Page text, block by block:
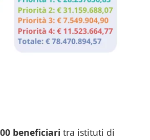
beneficiari tra istituti di